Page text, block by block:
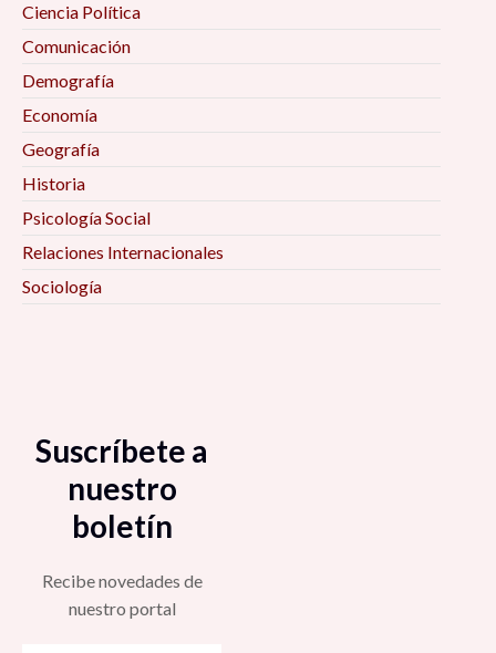
Ciencia Política
Comunicación
Demografía
Economía
Geografía
Historia
Psicología Social
Relaciones Internacionales
Sociología
Suscríbete a
nuestro
boletín
Recibe novedades de
nuestro portal